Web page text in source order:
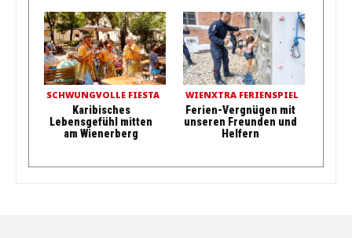
SCHWUNGVOLLE FIESTA
Karibisches
Lebensgefühl mitten
am Wienerberg
WIENXTRA FERIENSPIEL
Ferien-Vergnügen mit
unseren Freunden und
Helfern